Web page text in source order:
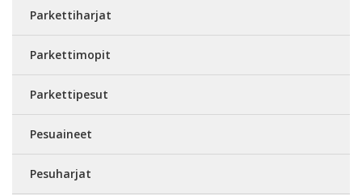
Parkettiharjat
Parkettimopit
Parkettipesut
Pesuaineet
Pesuharjat